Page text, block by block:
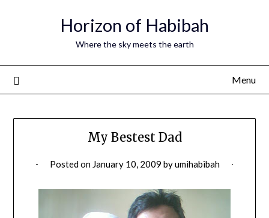
Horizon of Habibah
Where the sky meets the earth
Menu
My Bestest Dad
Posted on January 10, 2009 byumihabibah